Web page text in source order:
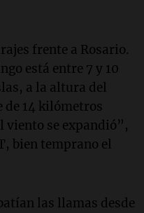
frente a Rosario.
está entre 7 y 10
a la altura del
de 14 kilómetros
viento se expandió”,
bien temprano el
las llamas desde